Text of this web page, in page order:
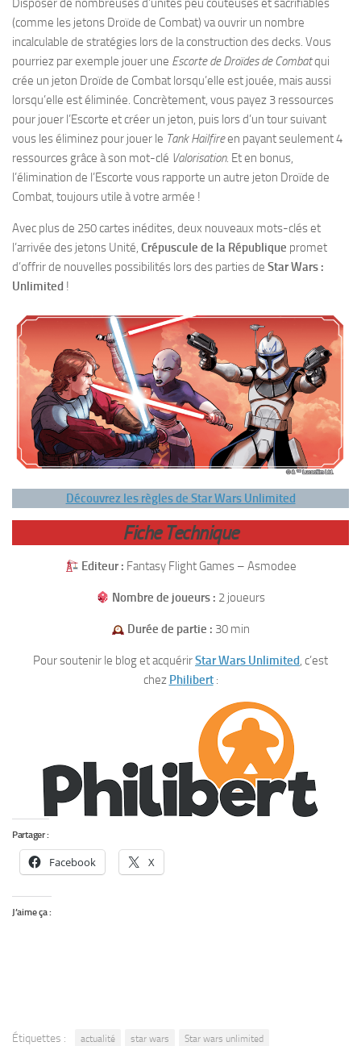
Disposer de nombreuses d’unités peu coûteuses et sacrifiables
(comme les jetons Droïde de Combat) va ouvrir un nombre
incalculable de stratégies lors de la construction des decks. Vous
pourriez par exemple jouer une Escorte de Droïdes de Combatqui
crée un jeton Droïde de Combat lorsqu’elle est jouée, mais aussi
lorsqu’elle est éliminée. Concrètement, vous payez 3 ressources
pour jouer l’Escorte et créer un jeton, puis lors d’un tour suivant
vous les éliminez pour jouer le Tank Hailfireen payant seulement 4
ressources grâce à son mot-clé Valorisation. Et en bonus,
l’élimination de l’Escorte vous rapporte un autre jeton Droïde de
Combat, toujours utile à votre armée !
Avec plus de 250 cartes inédites, deux nouveaux mots-clés et
l’arrivée des jetons Unité, Crépuscule de la République promet
d’offrir de nouvelles possibilités lors des parties de Star Wars :
Unlimited !
Découvrez les règles de Star Wars Unlimited
Fiche Technique
Editeur : Fantasy Flight Games – Asmodee
Nombre de joueurs : 2 joueurs
Durée de partie : 30 min
Pour soutenir le blog et acquérirStar Wars Unlimited, c’est
chez Philibert:
Partager :
Facebook X
J’aime ça :
Étiquettes : actualité star wars Star wars unlimited